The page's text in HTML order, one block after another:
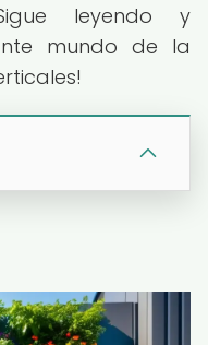
leyendo y
mundo de la